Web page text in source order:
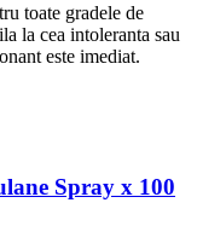
toate gradele de
la cea intoleranta sau
este imediat.
Spray x 100